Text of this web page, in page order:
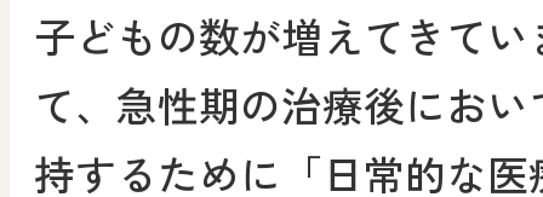
子どもの数が増えてきて
て、急性期の治療後にお
持するために「日常的な